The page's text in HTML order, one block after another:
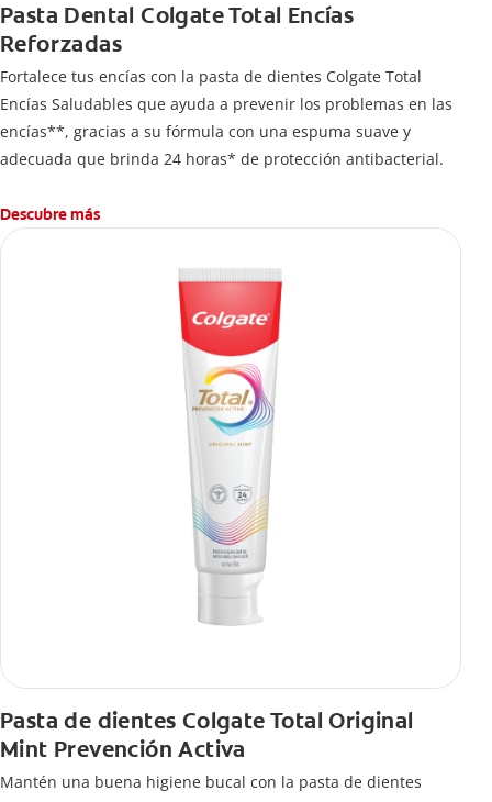
Pasta Dental Colgate Total Encías
Reforzadas
Fortalece tus encías con la pasta de dientes Colgate Total
Encías Saludables que ayuda a prevenir los problemas en las
encías**, gracias a su fórmula con una espuma suave y
adecuada que brinda 24 horas* de protección antibacterial.
Descubre más
Pasta de dientes Colgate Total Original
Mint Prevención Activa
Mantén una buena higiene bucal con la pasta de dientes